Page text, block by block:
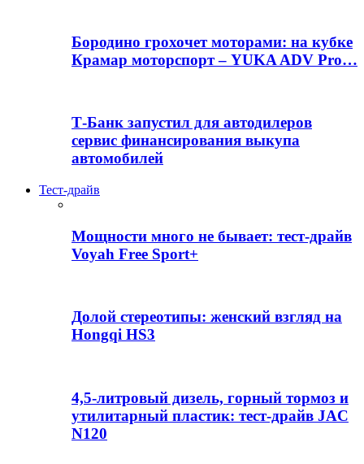
Бородино грохочет моторами: на кубке
Крамар моторспорт – YUKA ADV Pro…
Т-Банк запустил для автодилеров
сервис финансирования выкупа
автомобилей
Тест-драйв
Мощности много не бывает: тест-драйв
Voyah Free Sport+
Долой стереотипы: женский взгляд на
Hongqi HS3
4,5-литровый дизель, горный тормоз и
утилитарный пластик: тест-драйв JAC
N120